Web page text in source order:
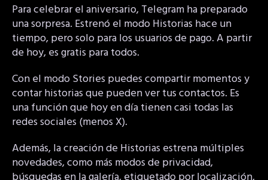
Para celebrar el aniversario, Telegram ha preparado
una sorpresa. Estrenó el modo Historias hace un
tiempo, pero solo para los usuarios de pago. A partir
de hoy, es gratis para todos.
Con el modo Stories puedes compartir momentos y
contar historias que pueden ver tus contactos. Es
una función que hoy en día tienen casi todas las
redes sociales (menos X).
Además, la creación de Historias estrena múltiples
novedades, como más modos de privacidad,